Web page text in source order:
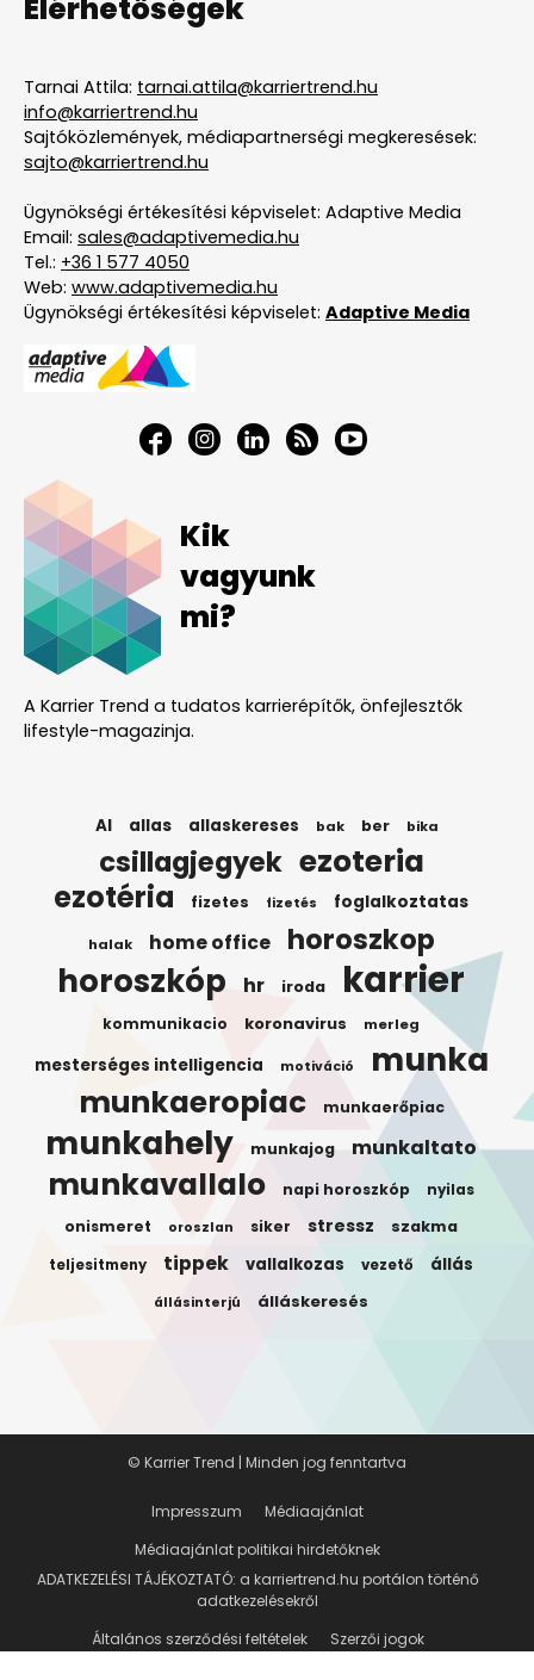
Elérhetőségek
Tarnai Attila: tarnai.attila@karriertrend.hu
info@karriertrend.hu
Sajtóközlemények, médiapartnerségi megkeresések:
sajto@karriertrend.hu
Ügynökségi értékesítési képviselet: Adaptive Media
Email: sales@adaptivemedia.hu
Tel.: +36 1 577 4050
Web: www.adaptivemedia.hu
Ügynökségi értékesítési képviselet: Adaptive Media
Kik
vagyunk
mi?
A Karrier Trend a tudatos karrierépítők, önfejlesztők
lifestyle-magazinja.
AI allas allaskereses bak ber bika
csillagjegyek ezoteria
ezotéria fizetes fizetés foglalkoztatas
halak home office horoszkop
horoszkóp hr iroda karrier
kommunikacio koronavirus merleg
mesterséges intelligencia motiváció munka
munkaeropiac munkaerőpiac
munkahely munkajog munkaltato
munkavallalo napi horoszkóp nyilas
onismeret oroszlan siker stressz szakma
teljesitmeny tippek vallalkozas vezető állás
állásinterjú álláskeresés
Impresszum
Médiaajánlat
Médiaajánlat politikai hirdetőknek
ADATKEZELÉSI TÁJÉKOZTATÓ: a karriertrend.hu portálon történő
adatkezelésekről
Általános szerződési feltételek
Szerzői jogok
© Karrier Trend | Minden jog fenntartva